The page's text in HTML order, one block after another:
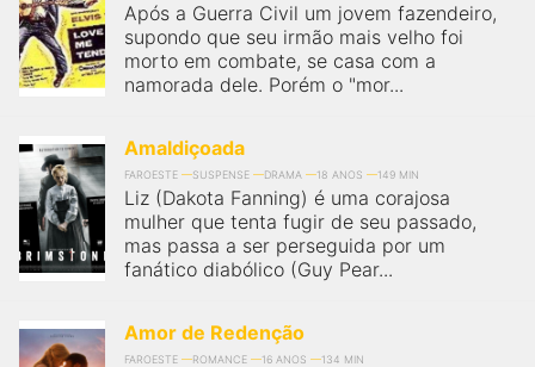
Após a Guerra Civil um jovem fazendeiro,
supondo que seu irmão mais velho foi
morto em combate, se casa com a
namorada dele. Porém o "mor...
Amaldiçoada
FAROESTE SUSPENSE DRAMA 18 ANOS 149 MIN
Liz (Dakota Fanning) é uma corajosa
mulher que tenta fugir de seu passado,
mas passa a ser perseguida por um
fanático diabólico (Guy Pear...
Amor de Redenção
FAROESTE ROMANCE 16 ANOS 134 MIN